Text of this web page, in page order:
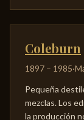
Coleburn
1897 – 1985·
Pequeña
mezclas. Los
la producción